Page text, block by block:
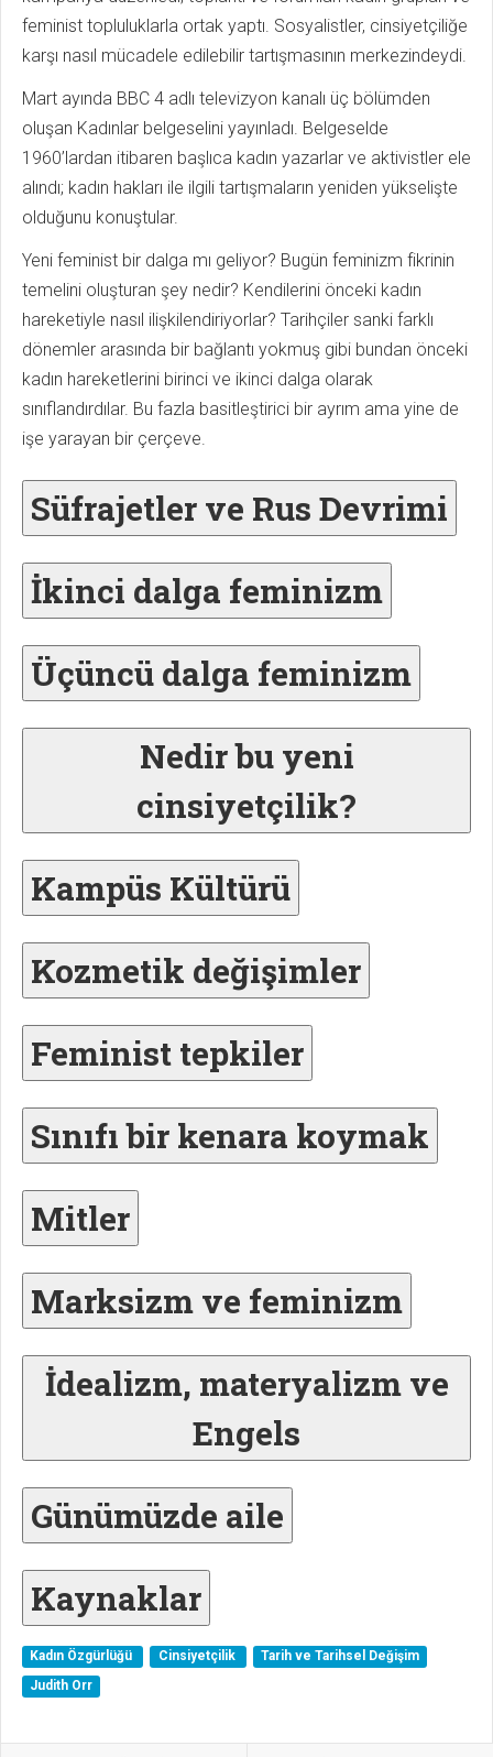
feminist topluluklarla ortak yaptı. Sosyalistler, cinsiyetçiliğe
karşı nasıl mücadele edilebilir tartışmasının merkezindeydi.
Mart ayında BBC 4 adlı televizyon kanalı üç bölümden
oluşan Kadınlar belgeselini yayınladı. Belgeselde
1960’lardan itibaren başlıca kadın yazarlar ve aktivistler ele
alındı; kadın hakları ile ilgili tartışmaların yeniden yükselişte
olduğunu konuştular.
Yeni feminist bir dalga mı geliyor? Bugün feminizm fikrinin
temelini oluşturan şey nedir? Kendilerini önceki kadın
hareketiyle nasıl ilişkilendiriyorlar? Tarihçiler sanki farklı
dönemler arasında bir bağlantı yokmuş gibi bundan önceki
kadın hareketlerini birinci ve ikinci dalga olarak
sınıflandırdılar. Bu fazla basitleştirici bir ayrım ama yine de
işe yarayan bir çerçeve.
Süfrajetler ve Rus Devrimi
İkinci dalga feminizm
Üçüncü dalga feminizm
Nedir bu yeni
cinsiyetçilik?
Kampüs Kültürü
Kozmetik değişimler
Feminist tepkiler
Sınıfı bir kenara koymak
Mitler
Marksizm ve feminizm
İdealizm, materyalizm ve
Engels
Günümüzde aile
Kaynaklar
Kadın Özgürlüğü Cinsiyetçilik
Tarih ve Tarihsel Değişim
Judith Orr